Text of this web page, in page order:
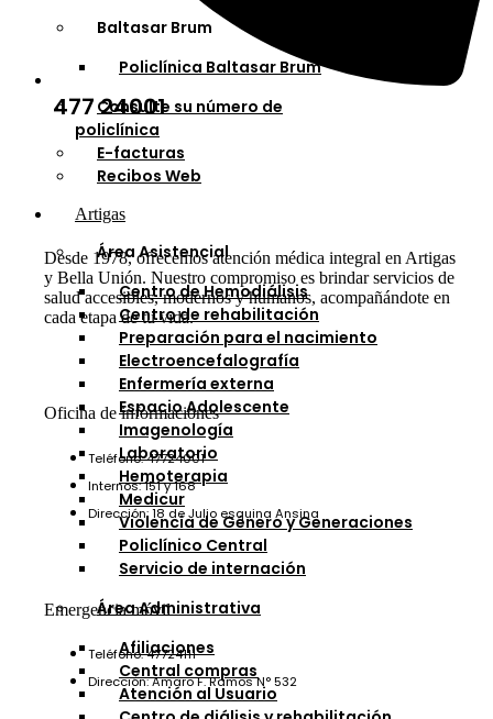
Baltasar Brum
Policlínica Baltasar Brum
Consulte su número de
policlínica
E-facturas
Recibos Web
Artigas
Área Asistencial
Centro de Hemodiálisis
Centro de rehabilitación
Preparación para el nacimiento
Electroencefalografía
Enfermería externa
Espacio Adolescente
Imagenología
Laboratorio
Hemoterapia
Medicur
Violencia de Género y Generaciones
Policlínico Central
Servicio de internación
Área Administrativa
Afiliaciones
Central compras
Atención al Usuario
477 24001
Desde 1978, ofrecemos atención médica integral en Artigas
y Bella Unión. Nuestro compromiso es brindar servicios de
salud accesibles, modernos y humanos, acompañándote en
cada etapa de tu vida.
Oficina de informaciones
Teléfono: 47724001
Internos: 151 y 168
Dirección: 18 de Julio esquina Ansina
Emergencia móvil
Teléfono: 47724111
Dirección: Amaro F. Ramos N° 532